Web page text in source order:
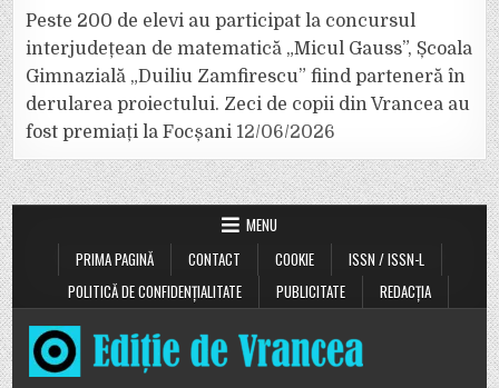
Peste 200 de elevi au participat la concursul
interjudețean de matematică „Micul Gauss”, Școala
Gimnazială „Duiliu Zamfirescu” fiind parteneră în
derularea proiectului. Zeci de copii din Vrancea au
fost premiați la Focșani 12/06/2026
MENU
PRIMA PAGINĂ
CONTACT COOKIE
ISSN / ISSN-L
POLITICĂ DE CONFIDENȚIALITATE
PUBLICITATE REDACȚIA